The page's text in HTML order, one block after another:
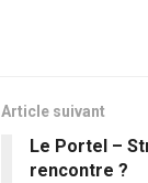
Article suivant
Le Portel –
rencontre ?